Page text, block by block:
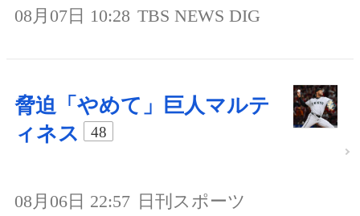
08月07日 10:28 TBS NEWS DIG
脅迫「やめて」巨人マルテ
ィネス
48
08月06日 22:57 日刊スポーツ